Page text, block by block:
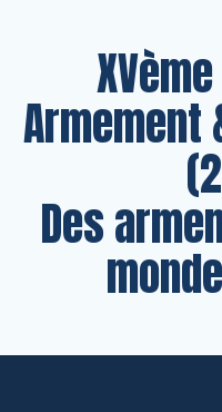
Armement
Des